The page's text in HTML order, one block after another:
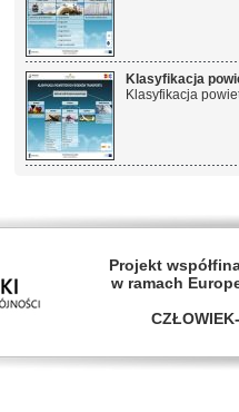
Klasyfikacja
Klasyfikacja
Projekt
w ramach